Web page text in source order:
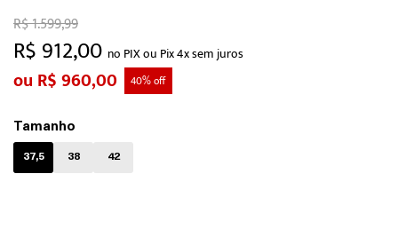
R$ 912,00 no PIX ou Pix 4x sem juros
R$ 1.599,99
R$ 960,00 40% off
Tamanho
37,5 38 42